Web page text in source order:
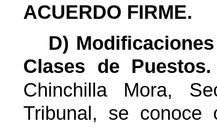
ACUERDO FIRME.
D)
Clases de Puestos.
Chinchilla Mora,
Tribunal, se